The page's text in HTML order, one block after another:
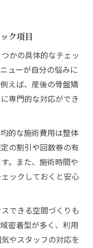
ク項目
かの具体的なチェッ
ューが自分の悩みに
えば、産後の骨盤矯
専門的な対応ができ
的な施術費用は整体
の割引や回数券の有
。また、施術時間や
ックしておくと安心
できる空間づくりも
密着型が多く、利用
やスタッフの対応を